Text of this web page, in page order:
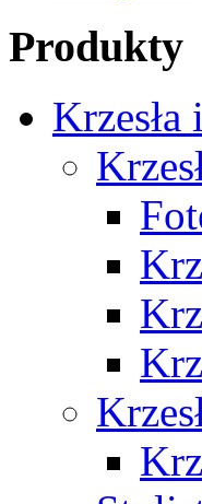
Produkty
Krzesła